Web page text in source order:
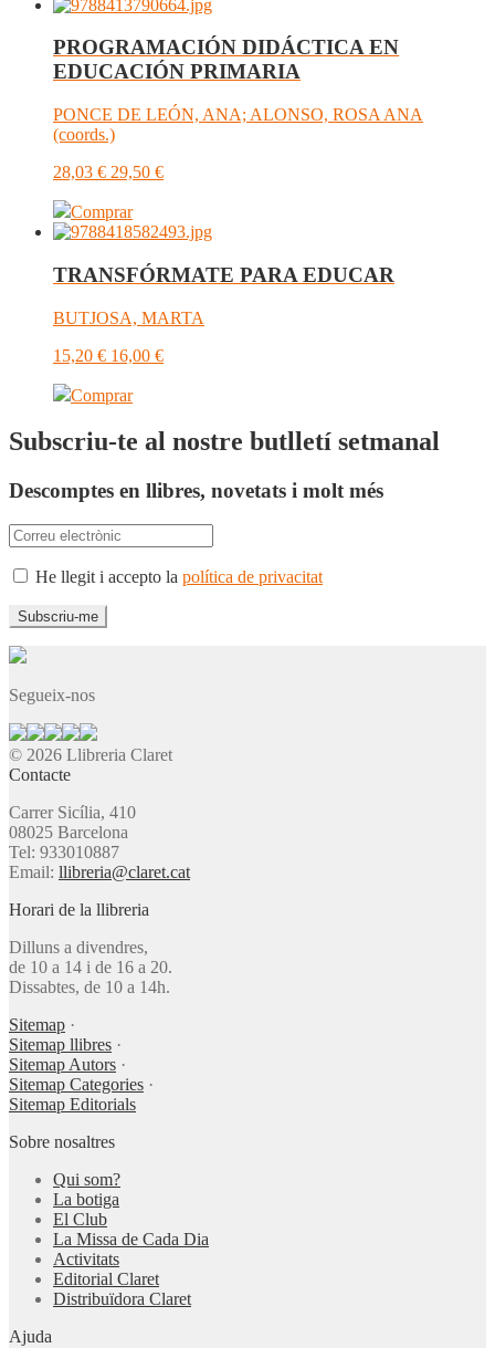
PROGRAMACIÓN DIDÁCTICA EN
EDUCACIÓN PRIMARIA
PONCE DE LEÓN, ANA; ALONSO, ROSA ANA
(coords.)
28,03 € 29,50 €
Comprar
TRANSFÓRMATE PARA EDUCAR
BUTJOSA, MARTA
15,20 € 16,00 €
Comprar
Subscriu-te al nostre butlletí setmanal
Descomptes en llibres, novetats i molt més
He llegit i accepto la política de privacitat
Segueix-nos
© 2026 Llibreria Claret
Contacte
Carrer Sicília, 410
08025 Barcelona
Tel: 933010887
Email: llibreria@claret.cat
Horari de la llibreria
Dilluns a divendres,
de 10 a 14 i de 16 a 20.
Dissabtes, de 10 a 14h.
Sitemap ·
Sitemap llibres ·
Sitemap Autors ·
Sitemap Categories ·
Sitemap Editorials
Sobre nosaltres
Qui som?
La botiga
El Club
La Missa de Cada Dia
Activitats
Editorial Claret
Distribuïdora Claret
Ajuda